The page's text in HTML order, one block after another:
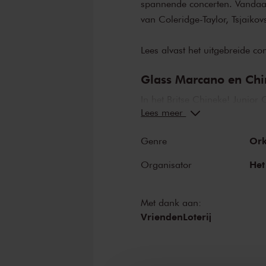
spannende concerten.
van Coleridge-Taylor,
Lees alvast het uitgebreide
Glass Marcano en
talloze etnische
concerten. Helemaal als
Venezolaanse speelde zelf
Tsjaikovski,
Lees meer
Genre
Organisator
Met dank aan:
VriendenLoterij